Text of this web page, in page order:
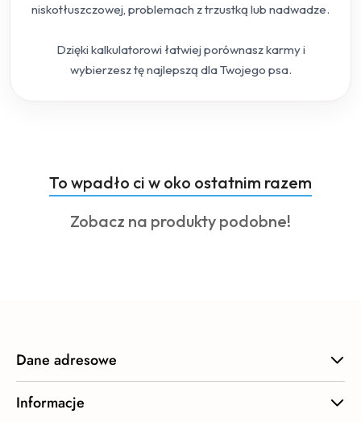
niskotłuszczowej, problemach z trzustką lub nadwadze.
Dzięki kalkulatorowi łatwiej porównasz karmy i
wybierzesz tę najlepszą dla Twojego psa.
Pomiń karuzelę produktów
Produkty
o
statusie:
To wpadło ci w oko ostatnim razem
Produkty
Zobacz na produkty podobne!
Dane adresowe
Informacje